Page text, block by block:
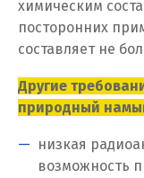
Иваново
Ивантеевка
Ижевск
Иркутск
химическим
посторонних
составляет не
Другие
природный
низкая
возможность